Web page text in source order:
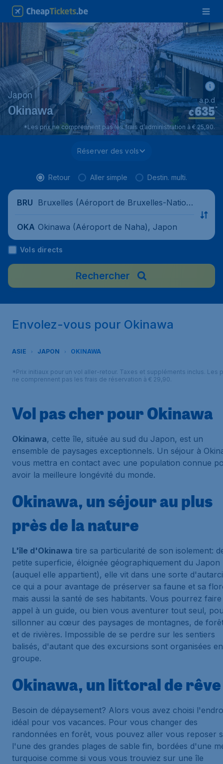
Japon
Okinawa €635*
a.p.d
*Les prix ne comprennent pas les frais d’administration à € 25,90.
Réserver des vols
Retour Aller simple Destin. multi.
BRU Bruxelles (Aéroport de Bruxelles-Nation
OKA Okinawa (Aéroport de Naha), Japon
Vols directs
Rechercher
Envolez-vous pour Okinawa
ASIE JAPON OKINAWA
*Prix initiaux pour un vol aller-retour. Taxes et suppléments inclus. Les
ne comprennent pas les frais de réservation à € 29,90.
Vol pas cher pour Okinawa
Okinawa, cette île, située au sud du Japon, est un
ensemble de paysages exceptionnels. Un séjour à
vous mettra en contact avec une population connue
avoir la meilleure longévité du monde.
Okinawa, un séjour au plus
près de la nature
L'île d'Okinawa tire sa particularité de son isolement:
petite superficie, éloignée géographiquement du Japon
(auquel elle appartient), elle vit dans une sorte
ce qui a pour avantage de préserver sa faune et sa
mais aussi la santé de ses habitants. Vous pourrez faire
appel à un guide, ou bien vous aventurer tout seul,
sillonner au cœur des paysages de montagnes, de
et de rivières. Impossible de se perdre sur les sentiers
balisés, d'autant que des excursions sont organisées en
groupe.
Okinawa, un littoral de rêve
Besoin de dépaysement? Alors vous avez choisi
idéal pour vos vacances. Pour vous changer des
randonnées en forêt, vous pouvez aller vous reposer
l'une des grandes plages de sable fin, bordées d'une
turquoise comme si vous vous trouviez sur une île